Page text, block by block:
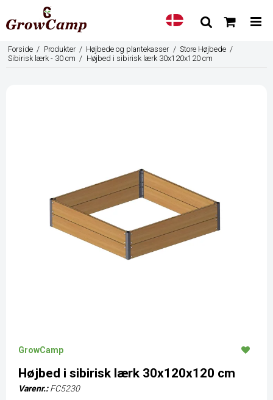
Forside / Produkter / Højbede og plantekasser / Store Højbede /
Sibirisk lærk - 30 cm / Højbed i sibirisk lærk 30x120x120 cm
GrowCamp
Højbed i sibirisk lærk 30x120x120 cm
Varenr.: FC5230